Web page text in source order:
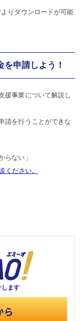
りダウンロードが可能
申請しよう！
援事業について解説し
請を行うことができな
らない」
ください。
します